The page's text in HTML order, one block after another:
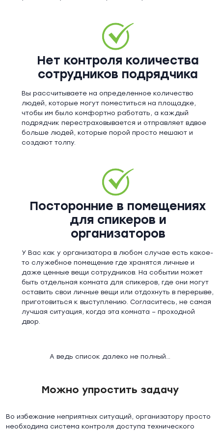
Нет контроля количества
сотрудников подрядчика
Вы рассчитываете на определенное количество
людей, которые могут поместиться на площадке,
чтобы им было комфортно работать, а каждый
подрядчик перестраховывается и отправляет вдвое
больше людей, которые порой просто мешают и
создают толпу.
Посторонние в помещениях
для спикеров и
организаторов
У Вас как у организатора в любом случае есть какое-
то служебное помещение где хранятся личные и
даже ценные вещи сотрудников. На событии может
быть отдельная комната для спикеров, где они могут
оставить свои личные вещи или отдохнуть в перерыве,
приготовиться к выступлению. Согласитесь, не самая
лучшая ситуация, когда эта комната – проходной
двор.
А ведь список далеко не полный...
Можно упростить задачу
Во избежание неприятных ситуаций, организатору просто
необходима система контроля доступа технического